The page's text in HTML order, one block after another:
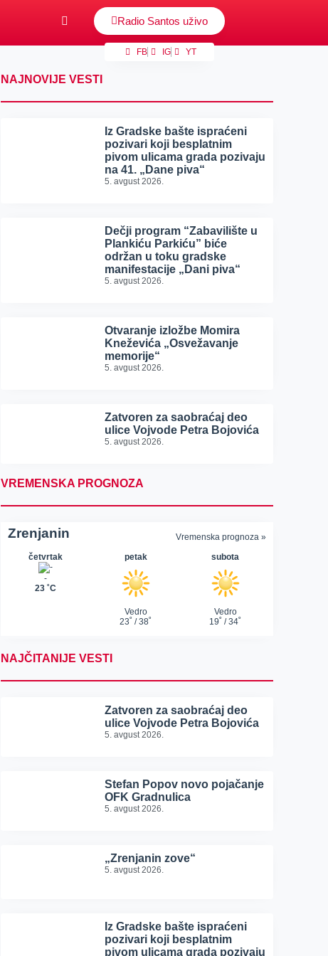
Radio Santos uživo
FB IG YT
NAJNOVIJE VESTI
Iz Gradske bašte ispraćeni
pozivari koji besplatnim
pivom ulicama grada pozivaju
na 41. „Dane piva“
5. avgust 2026.
Dečji program “Zabavilište u
Plankiću Parkiću” biće
održan u toku gradske
manifestacije „Dani piva“
5. avgust 2026.
Otvaranje izložbe Momira
Kneževića „Osvežavanje
memorije“
5. avgust 2026.
Zatvoren za saobraćaj deo
ulice Vojvode Petra Bojovića
5. avgust 2026.
VREMENSKA PROGNOZA
NAJČITANIJE VESTI
Zatvoren za saobraćaj deo
ulice Vojvode Petra Bojovića
5. avgust 2026.
Stefan Popov novo pojačanje
OFK Gradnulica
5. avgust 2026.
„Zrenjanin zove“
5. avgust 2026.
Iz Gradske bašte ispraćeni
pozivari koji besplatnim
pivom ulicama grada pozivaju